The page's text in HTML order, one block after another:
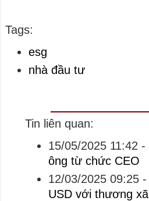
Tags:
esg
nhà đầu tư
Tin liên quan:
15/05/2025 11:42 -
ông từ chức CEO
12/03/2025 09:25-
USD với thương